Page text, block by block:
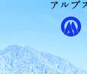
ア
ル
た
つ